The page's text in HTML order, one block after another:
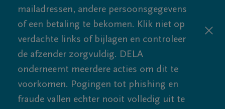
mailadressen, andere persoonsgegevens
of een betaling te bekomen. Klik niet op
verdachte links of bijlagen en controleer
de afzender zorgvuldig. DELA
onderneemt meerdere acties om dit te
voorkomen. Pogingen tot phishing en
fraude vallen echter nooit volledig uit te